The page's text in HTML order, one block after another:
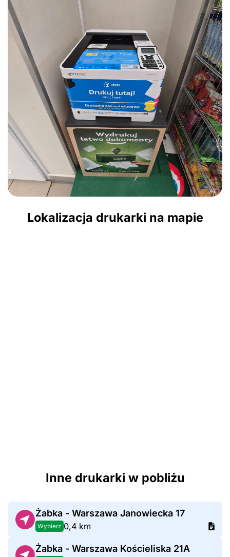
Lokalizacja drukarki na mapie
Inne drukarki w pobliżu
Żabka - Warszawa Janowiecka 17
Wybierz 0,4 km
Żabka - Warszawa Kościeliska 21A